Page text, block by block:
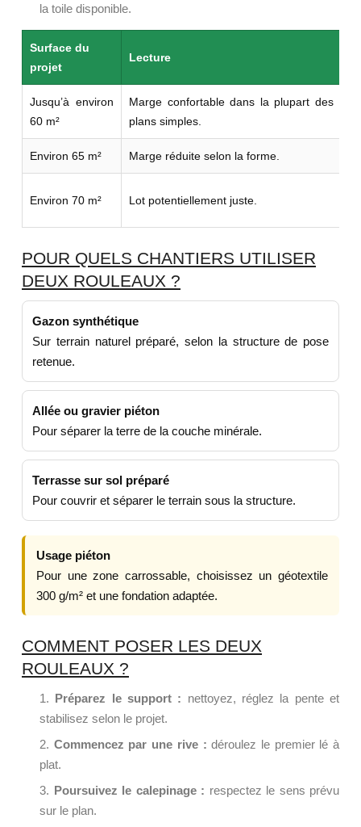
la toile disponible.
Surface du
projet
Lecture
Jusqu’à environ
60 m²
Marge confortable dans la plupart des
plans simples.
Environ 65 m² Marge réduite selon la forme.
Environ 70 m² Lot potentiellement juste.
POUR QUELS CHANTIERS UTILISER
DEUX ROULEAUX ?
Gazon synthétique
Sur terrain naturel préparé, selon la structure de pose
retenue.
Allée ou gravier piéton
Pour séparer la terre de la couche minérale.
Terrasse sur sol préparé
Pour couvrir et séparer le terrain sous la structure.
Usage piéton
Pour une zone carrossable, choisissez un géotextile
300 g/m² et une fondation adaptée.
COMMENT POSER LES DEUX
ROULEAUX ?
Préparez le support : nettoyez, réglez la pente et
stabilisez selon le projet.
Commencez par une rive : déroulez le premier lé à
plat.
Poursuivez le calepinage : respectez le sens prévu
sur le plan.